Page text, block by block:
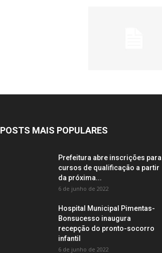
POSTS MAIS POPULARES
Prefeitura abre inscrições para
cursos de qualificação a partir
da próxima...
6 de junho de 2022
Hospital Municipal Pimentas-
Bonsucesso inaugura
recepção do pronto-socorro
infantil
6 de junho de 2022